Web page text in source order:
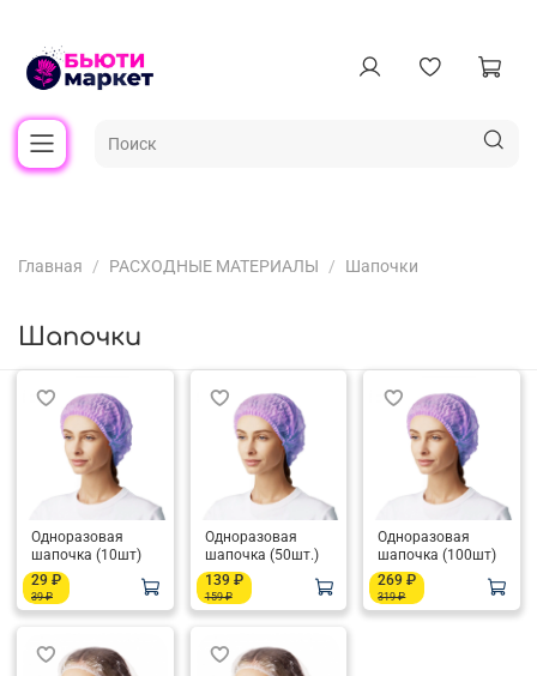
Главная РАСХОДНЫЕ МАТЕРИАЛЫ Шапочки
Шапочки
Одноразовая
шапочка (10шт)
29 ₽
39 ₽
Одноразовая
шапочка (50шт.)
139 ₽
159 ₽
Одноразовая
шапочка (100шт)
269 ₽
319 ₽